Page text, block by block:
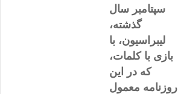
سپتامبر سال
گذشته،
لیبراسیون، با
بازی با کلمات،
که در این
روزنامه معمول